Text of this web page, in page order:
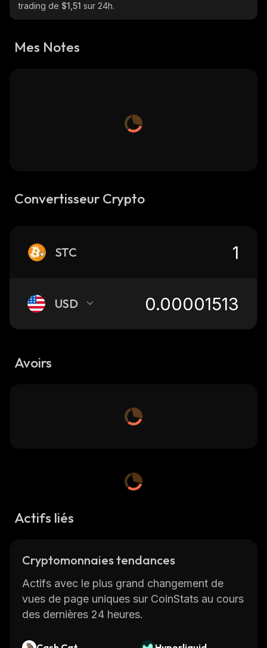
trading de $1,51 sur 24h.
Mes Notes
Convertisseur Crypto
STC
USD
Avoirs
Actifs liés
Cryptomonnaies tendances
Actifs avec le plus grand changement de
vues de page uniques sur CoinStats au cours
des dernières 24 heures.